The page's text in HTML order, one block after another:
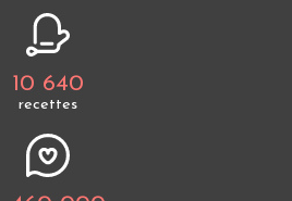
10 640
recettes